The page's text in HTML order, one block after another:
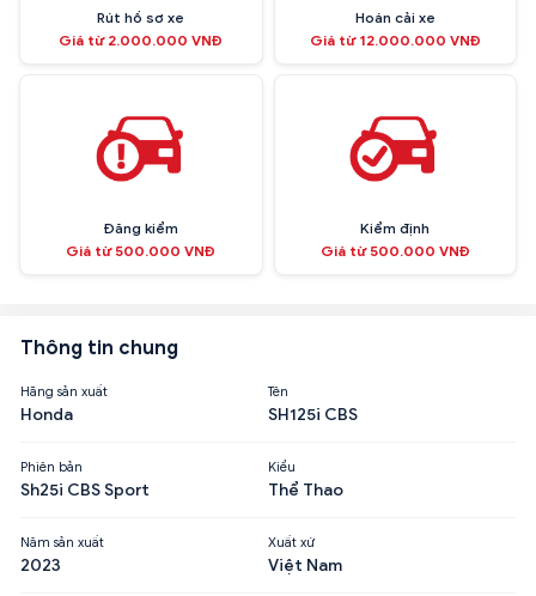
Rút hồ sơ xe
Giá từ 2.000.000 VNĐ
Hoán cải xe
Giá từ 12.000.000 VNĐ
Đăng kiểm
Giá từ 500.000 VNĐ
Kiểm định
Giá từ 500.000 VNĐ
Thông tin chung
Hãng sản xuất
Honda
Tên
SH125i CBS
Phiên bản
Sh25i CBS Sport
Kiểu
Thể Thao
Năm sản xuất
2023
Xuất xứ
Việt Nam